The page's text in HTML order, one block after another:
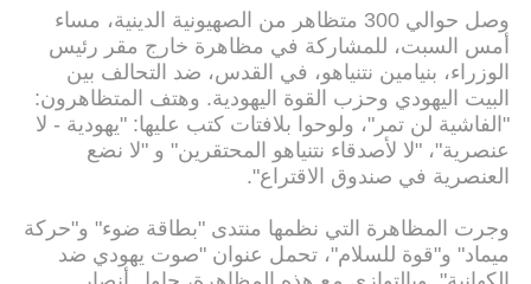
وصل حوالي 300 متظاهر من الصهيونية الدينية، مساء
أمس السبت، للمشاركة في مظاهرة خارج مقر رئيس
الوزراء، بنيامين نتنياهو، في القدس، ضد التحالف بين
البيت اليهودي وحزب القوة اليهودية. وهتف المتظاهرون:
"الفاشية لن تمر"، ولوحوا بلافتات كتب عليها: "يهودية - لا
عنصرية"، "لا لأصدقاء نتنياهو المحتقرين" و "لا نضع
العنصرية في صندوق الاقتراع".
وجرت المظاهرة التي نظمها منتدى "بطاقة ضوء" و"حركة
ميماد" و"قوة للسلام"، تحمل عنوان "صوت يهودي ضد